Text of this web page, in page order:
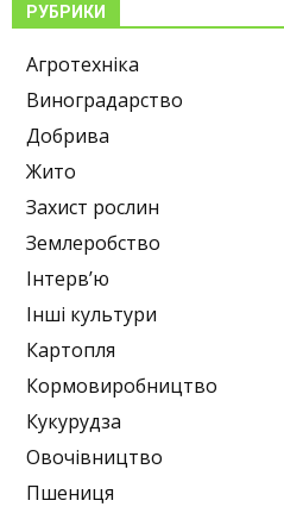
РУБРИКИ
Агротехніка
Виноградарство
Добрива
Жито
Захист рослин
Землеробство
Інтерв’ю
Інші культури
Картопля
Кормовиробництво
Кукурудза
Овочівництво
Пшениця